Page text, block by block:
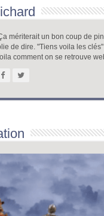
mériterait un bon coup de
de dire. "Tiens voila les
comment on se retrouve